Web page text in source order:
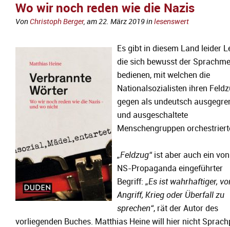
Wo wir noch reden wie die Nazis
VonChristoph Berger, am22. März 2019inlesenswert
Es gibt in diesem Land leider
die sich bewusst der
bedienen, mit welchen die
Nationalsozialisten ihren
gegen als undeutsch
und ausgeschaltete
Menschengruppen
„Feldzug“ ist aber auch ein
NS-Propaganda eingeführter
Begriff: „Es ist wahrhaftiger,
Angriff, Krieg oder Überfall zu
sprechen“, rät der Autor des
vorliegenden Buches. Matthias Heine will hier nicht